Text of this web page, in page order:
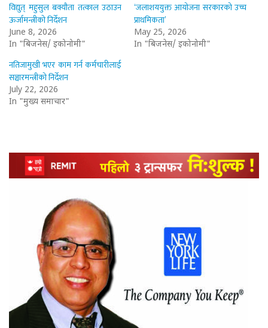
विद्युत् महुसुल बक्यौता तत्काल उठाउन
ऊर्जामन्त्रीको निर्देशन
June 8, 2026
In "बिजनेस/ इकोनोमी"
‘जलाशययुक्त आयोजना सरकारको उच्च
प्राथमिकता’
May 25, 2026
In "बिजनेस/ इकोनोमी"
नतिजामुखी भएर काम गर्न कर्मचारीलाई
सञ्चारमन्त्रीको निर्देशन
July 22, 2026
In "मुख्य समाचार"